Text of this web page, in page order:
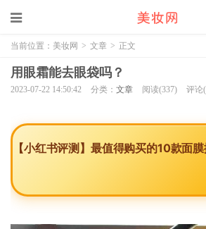
当前位置： 美妆网 > 文章 > 正文
用眼霜能去眼袋吗？
2023-07-22 14:50:42 分类： 文章 阅读(337) 评论
【小红书评测】最值得购买的10款面